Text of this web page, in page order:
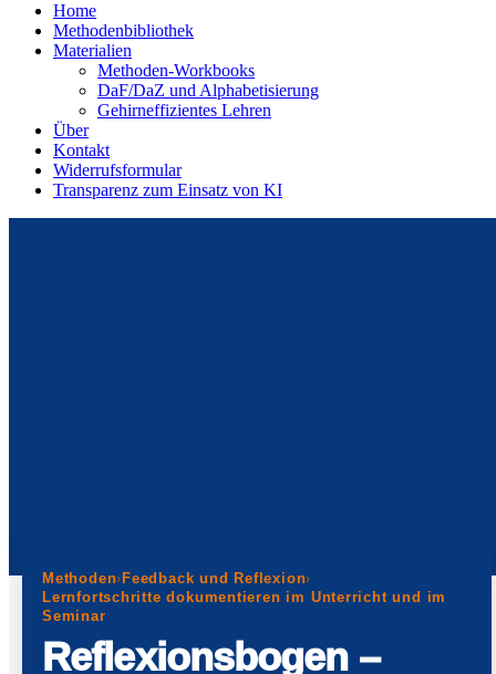
Home
Methodenbibliothek
Materialien
Methoden-Workbooks
DaF/DaZ und Alphabetisierung
Gehirneffizientes Lehren
Über
Kontakt
Widerrufsformular
Transparenz zum Einsatz von KI
Methoden›Feedback und Reflexion›
Lernfortschritte dokumentieren im Unterricht und im
Seminar
Reflexionsbogen –